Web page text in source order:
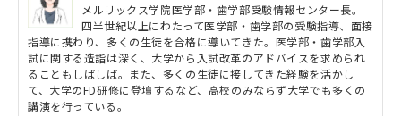
メルリックス学院医学部・歯学部受験情報センター長。
四半世紀以上にわたって医学部・歯学部の受験指導、面接
指導に携わり、多くの生徒を合格に導いてきた。医学部・歯学部入
試に関する造詣は深く、大学から入試改革のアドバイスを求められ
ることもしばしば。また、多くの生徒に接してきた経験を活かし
て、大学のFD研修に登壇するなど、高校のみならず大学でも多くの
講演を行っている。